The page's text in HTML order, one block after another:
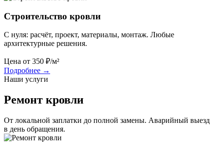
Строительство кровли
С нуля: расчёт, проект, материалы, монтаж. Любые
архитектурные решения.
Цена от 350 ₽/м²
Подробнее →
Наши услуги
Ремонт кровли
От локальной заплатки до полной замены. Аварийный выезд
в день обращения.